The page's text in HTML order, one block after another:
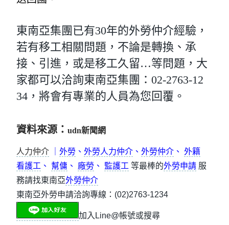
東南亞集團已有30年的外勞仲介經驗，
若有移工相關問題，不論是轉換、承
接、引進，或是移工久留…等問題，大
家都可以洽詢東南亞集團：02-2763-12
34，將會有專業的人員為您回覆。
資料來源：udn新聞網
人力仲介 ｜外勞 、外勞人力仲介 、外勞仲介 、外籍
看護工 、 幫傭 、 廠勞 、 監護工 等最棒的外勞申請 服
務請找東南亞外勞仲介
東南亞外勞申請洽詢專線：(02)2763-1234
加入Line@帳號或搜尋